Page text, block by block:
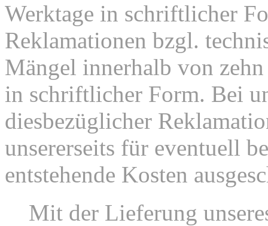
Werktage in schriftlicher
Reklamationen bzgl.
Mängel innerhalb von
in schriftlicher Form. Bei
diesbezüglicher
unsererseits für eventuell
entstehende Kosten
Mit der Lieferung